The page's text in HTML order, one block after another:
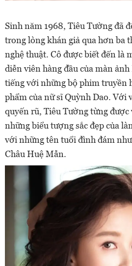
Sinh năm 1968, Tiêu Tường đã
trong lòng khán giả qua hơn ba
nghệ thuật. Cô được biết đến là
diễn viên hàng đầu của màn
tiếng với những bộ phim truyền
phẩm của nữ sĩ Quỳnh Dao. Với
quyến rũ, Tiêu Tường từng
những biểu tượng sắc đẹp của
với những tên tuổi đình đám
Châu Huệ Mẫn.